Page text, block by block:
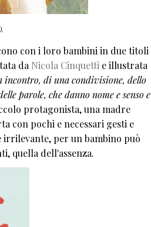
con i loro bambini in due titoli
da Nicola Cinquetti e illustrata
incontro, di una condivisione, dello
parole, che danno nome e senso e
protagonista, una madre
con pochi e necessari gesti e
irrilevante, per un bambino può
quella dell'assenza.